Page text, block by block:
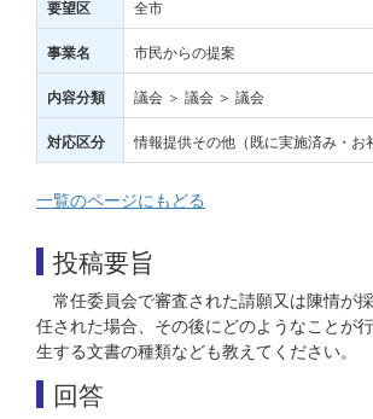
要望区 全市
事業名 市民からの提案
内容分類 議会 ＞ 議会 ＞ 議会
対応区分 情報提供その他（既に実施済み・お
一覧のページにもどる
投稿要旨
常任委員会で審査された請願又は陳情が
任された場合、その後にどのようなことが
生する文書の種類なども教えてください。
回答